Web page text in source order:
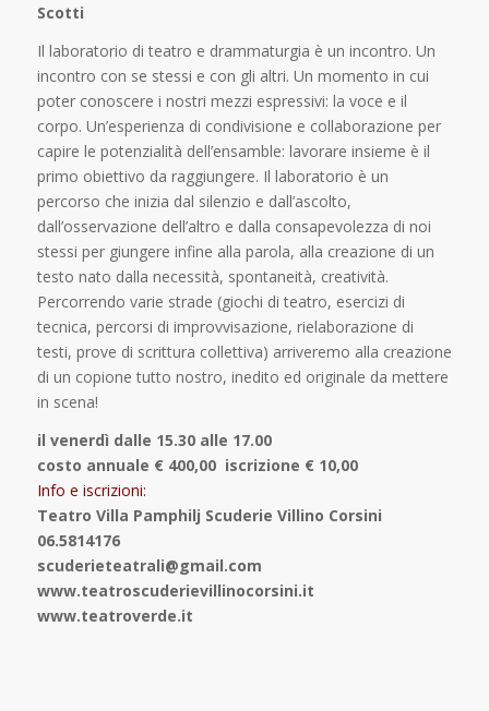
Scotti
Il laboratorio di teatro e drammaturgia è un incontro. Un
incontro con se stessi e con gli altri. Un momento in cui
poter conoscere i nostri mezzi espressivi: la voce e il
corpo. Un’esperienza di condivisione e collaborazione per
capire le potenzialità dell’ensamble: lavorare insieme è il
primo obiettivo da raggiungere. Il laboratorio è un
percorso che inizia dal silenzio e dall’ascolto,
dall’osservazione dell’altro e dalla consapevolezza di noi
stessi per giungere infine alla parola, alla creazione di un
testo nato dalla necessità, spontaneità, creatività.
Percorrendo varie strade (giochi di teatro, esercizi di
tecnica, percorsi di improvvisazione, rielaborazione di
testi, prove di scrittura collettiva) arriveremo alla creazione
di un copione tutto nostro, inedito ed originale da mettere
in scena!
il venerdì dalle 15.30 alle 17.00
costo annuale € 400,00 iscrizione € 10,00
Info e iscrizioni:
Teatro Villa Pamphilj Scuderie Villino Corsini
06.5814176
scuderieteatrali@gmail.com
www.teatroscuderievillinocorsini.it
www.teatroverde.it